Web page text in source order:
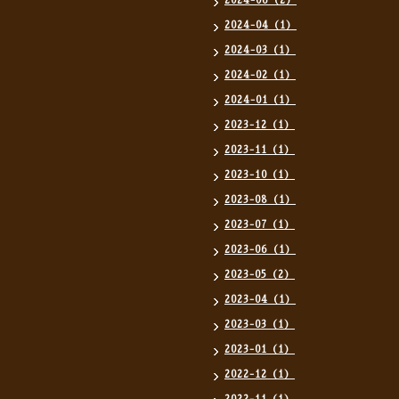
2024-04（1）
2024-03（1）
2024-02（1）
2024-01（1）
2023-12（1）
2023-11（1）
2023-10（1）
2023-08（1）
2023-07（1）
2023-06（1）
2023-05（2）
2023-04（1）
2023-03（1）
2023-01（1）
2022-12（1）